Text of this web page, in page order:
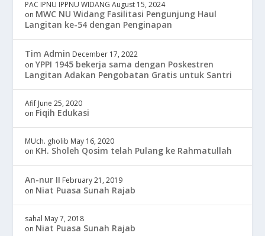
PAC IPNU IPPNU WIDANG August 15, 2024
on MWC NU Widang Fasilitasi Pengunjung Haul
Langitan ke-54 dengan Penginapan
Tim Admin December 17, 2022
onYPPI 1945 bekerja sama dengan Poskestren
Langitan Adakan Pengobatan Gratis untuk Santri
Afif June 25, 2020
on Fiqih Edukasi
MUch. gholib May 16, 2020
on KH. Sholeh Qosim telah Pulang ke Rahmatullah
An-nur II February 21, 2019
on Niat Puasa Sunah Rajab
sahal May 7, 2018
on Niat Puasa Sunah Rajab